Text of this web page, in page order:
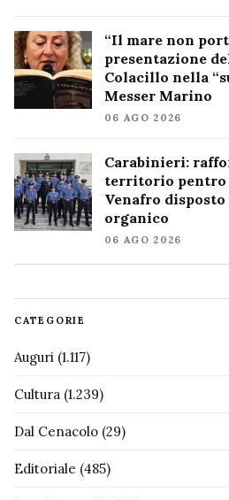
“Il mare non
presentazione
Colacillo nella
Messer Marino
06 AGO 2026
Carabinieri:
territorio pentro
Venafro
organico
06 AGO 2026
CATEGORIE
Auguri (1.117)
Cultura (1.239)
Dal Cenacolo (29)
Editoriale (485)